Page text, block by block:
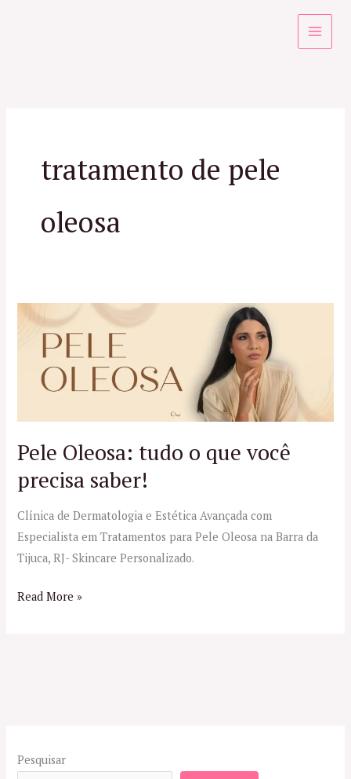
tratamento de pele
oleosa
Pele Oleosa: tudo o que você
precisa saber!
Clínica de Dermatologia e Estética Avançada com
Especialista em Tratamentos para Pele Oleosa na Barra da
Tijuca, RJ- Skincare Personalizado.
Pele
Oleosa:
você
saber!
Read More »
Pesquisar